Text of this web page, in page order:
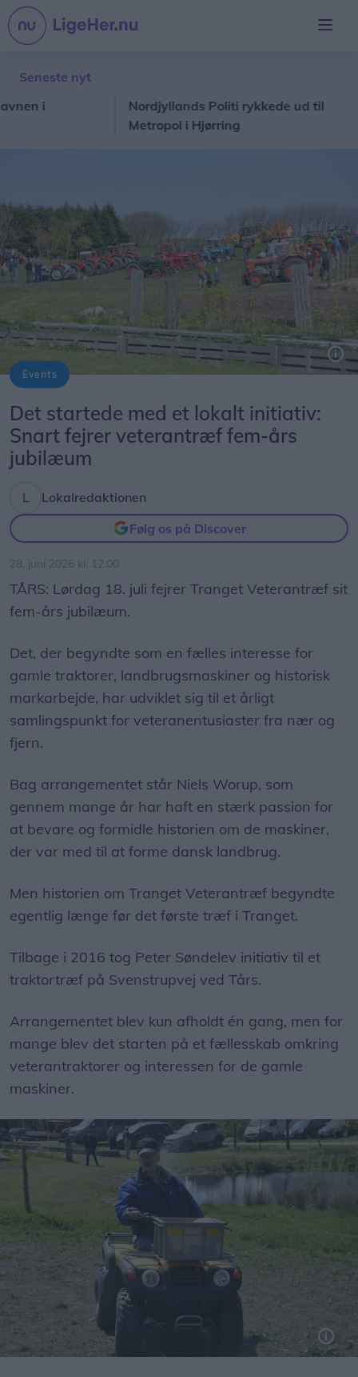
Seneste nyt
i
Nordjyllands Politi rykkede ud til
Metropol i Hjørring
Events
Det startede med et lokalt initiativ:
Snart fejrer veterantræf fem-års
jubilæum
Lokalredaktionen
Følg os på Discover
28. juni 2026 kl. 12.00
TÅRS: Lørdag 18. juli fejrer Tranget Veterantræf sit
fem-års jubilæum.
Det, der begyndte som en fælles interesse for
gamle traktorer, landbrugsmaskiner og historisk
markarbejde, har udviklet sig til et årligt
samlingspunkt for veteranentusiaster fra nær og
fjern.
Bag arrangementet står Niels Worup, som
gennem mange år har haft en stærk passion for
at bevare og formidle historien om de maskiner,
der var med til at forme dansk landbrug.
Men historien om Tranget Veterantræf begyndte
egentlig længe før det første træf i Tranget.
Tilbage i 2016 tog Peter Søndelev initiativ til et
traktortræf på Svenstrupvej ved Tårs.
Arrangementet blev kun afholdt én gang, men for
mange blev det starten på et fællesskab omkring
veterantraktorer og interessen for de gamle
maskiner.